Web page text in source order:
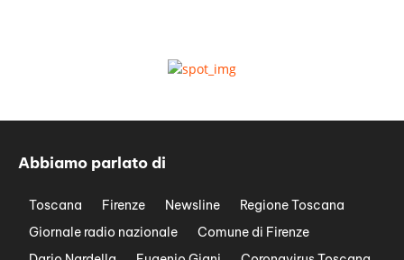
Abbiamo parlato di
Toscana Firenze Newsline
Regione Toscana
Giornale radio nazionale
Comune di Firenze